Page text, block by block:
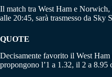
Il match tra West Ham e
alle 20:45, sarà trasmesso da Sky
QUOTE
Decisamente favorito il West Ham
propongono l’1 a 1.32, il 2 a